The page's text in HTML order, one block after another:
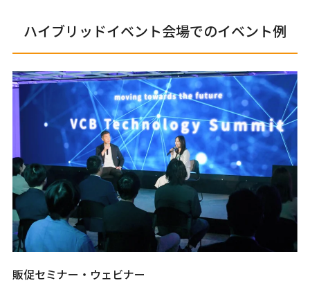
ハイブリッドイベント会場でのイベント例
販促セミナー・ウェビナー